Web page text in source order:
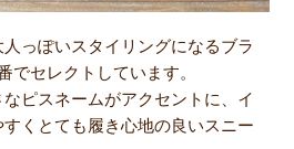
っぽいスタイリングになるブラ
でセレクトしています。
ピスネームがアクセントに、イ
くとても履き心地の良いスニー